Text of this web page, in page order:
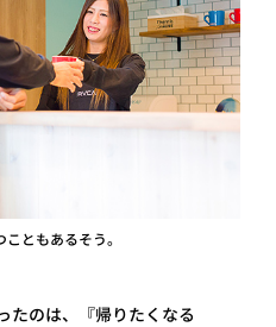
ともあるそう。
たのは、『帰りたくなる